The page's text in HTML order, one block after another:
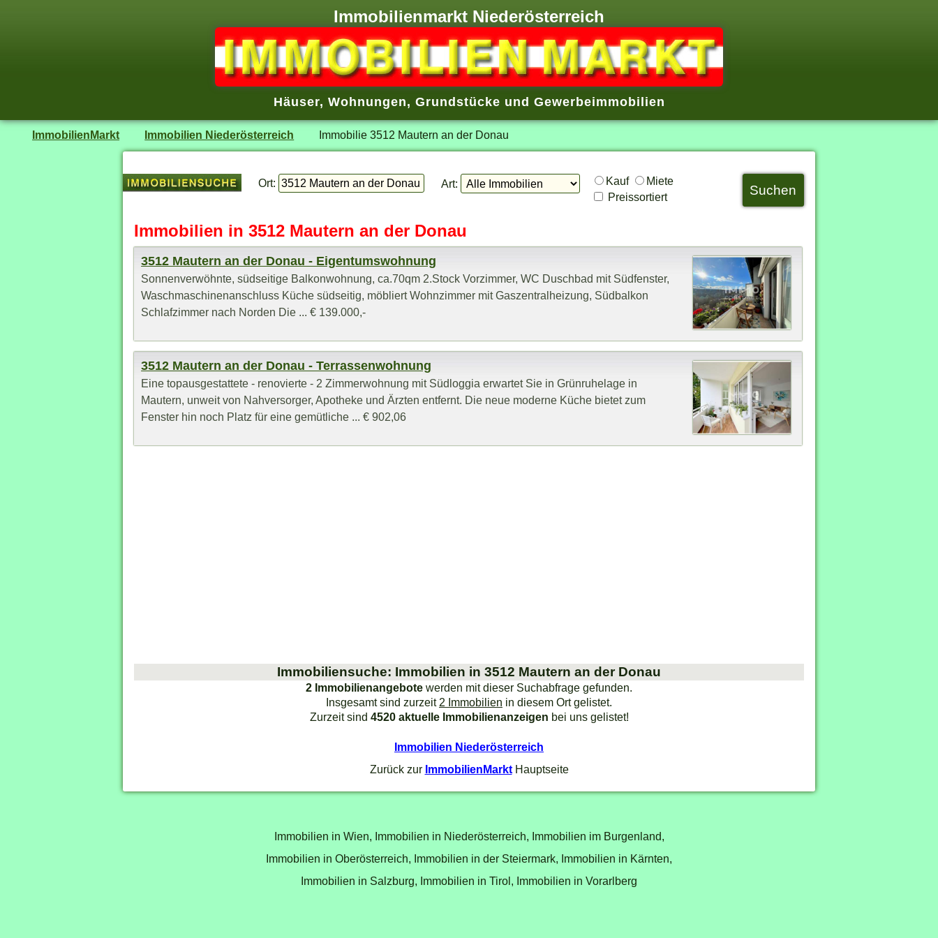
Immobilienmarkt Niederösterreich
Häuser, Wohnungen, Grundstücke und Gewerbeimmobilien
ImmobilienMarkt Immobilien Niederösterreich Immobilie 3512 Mautern an der Donau
Ort: Art: Kauf
Miete
Preissortiert
Immobilien in 3512 Mautern an der Donau
3512 Mautern an der Donau - Eigentumswohnung
Sonnenverwöhnte, südseitige Balkonwohnung, ca.70qm 2.Stock Vorzimmer, WC Duschbad mit Südfenster,
Waschmaschinenanschluss Küche südseitig, möbliert Wohnzimmer mit Gaszentralheizung, Südbalkon
Schlafzimmer nach Norden Die ... € 139.000,-
3512 Mautern an der Donau - Terrassenwohnung
Eine topausgestattete - renovierte - 2 Zimmerwohnung mit Südloggia erwartet Sie in Grünruhelage in
Mautern, unweit von Nahversorger, Apotheke und Ärzten entfernt. Die neue moderne Küche bietet zum
Fenster hin noch Platz für eine gemütliche ... € 902,06
Immobiliensuche: Immobilien in 3512 Mautern an der Donau
2 Immobilienangebote werden mit dieser Suchabfrage gefunden.
Insgesamt sind zurzeit 2 Immobilien in diesem Ort gelistet.
Zurzeit sind 4520 aktuelle Immobilienanzeigen bei uns gelistet!
Immobilien Niederösterreich
Zurück zur ImmobilienMarktHauptseite
Immobilien in Wien, Immobilien in Niederösterreich, Immobilien im Burgenland,
Immobilien in Oberösterreich, Immobilien in der Steiermark, Immobilien in Kärnten,
Immobilien in Salzburg, Immobilien in Tirol, Immobilien in Vorarlberg